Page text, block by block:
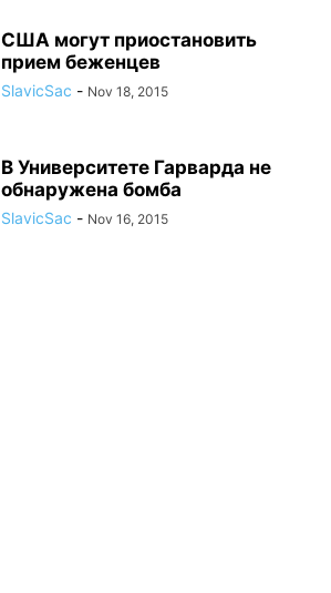
США могут приостановить
прием беженцев
SlavicSac - Nov 18, 2015
В Университете Гарварда не
обнаружена бомба
SlavicSac - Nov 16, 2015